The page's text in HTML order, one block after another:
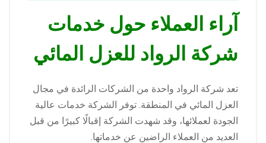
آراء العملاء حول خدمات
شركة الرواد للعزل المائي
تعد شركة الرواد واحدة من الشركات الرائدة في مجال
العزل المائي في المنطقة. توفر الشركة خدمات عالية
الجودة لعملائها، وقد شهدت الشركة إقبالًا كبيرًا من قبل
العديد من العملاء الراضين عن خدماتها.